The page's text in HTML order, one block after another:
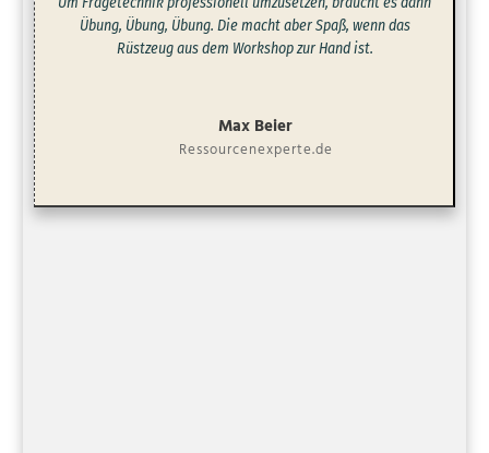
Übung, Übung, Übung. Die macht aber Spaß, wenn das
Rüstzeug aus dem Workshop zur Hand ist.
Max Beier
Ressourcenexperte.de